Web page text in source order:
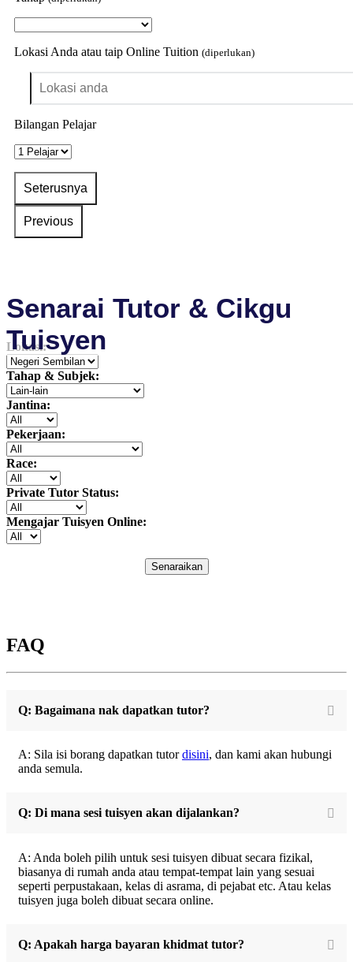
Lokasi Anda atau taip Online Tuition (diperlukan)
Bilangan Pelajar
Senarai Tutor & Cikgu
Tuisyen
Lokasi:
Tahap & Subjek:
Jantina:
Pekerjaan:
Race:
Private Tutor Status:
Mengajar Tuisyen Online:
Senaraikan
FAQ
Q: Bagaimana nak dapatkan tutor?
A: Sila isi borang dapatkan tutordisini, dan kami akan hubungi
anda semula.
Q: Di mana sesi tuisyen akan dijalankan?
A: Anda boleh pilih untuk sesi tuisyen dibuat secara fizikal,
biasanya di rumah anda atau tempat-tempat lain yang sesuai
seperti perpustakaan, kelas di asrama, di pejabat etc. Atau kelas
tuisyen juga boleh dibuat secara online.
Q: Apakah harga bayaran khidmat tutor?